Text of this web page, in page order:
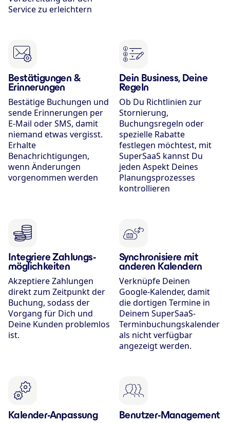
Service zu erleichtern
Bestätigungen &
Erinnerungen
Bestätige Buchungen und
sende Erinnerungen per
E-Mail oder SMS, damit
niemand etwas vergisst.
Erhalte
Benachrichtigungen,
wenn Änderungen
vorgenommen werden
Dein Business, Deine
Regeln
Ob Du Richtlinien zur
Stornierung,
Buchungsregeln oder
spezielle Rabatte
festlegen möchtest, mit
SuperSaaS kannst Du
jeden Aspekt Deines
Planungsprozesses
kontrollieren
Integriere Zahlungs­
möglichkeiten
Akzeptiere Zahlungen
direkt zum Zeitpunkt der
Buchung, sodass der
Vorgang für Dich und
Deine Kunden problemlos
ist.
Synchronisiere mit
anderen Kalendern
Verknüpfe Deinen
Google-Kalender, damit
die dortigen Termine in
Deinem SuperSaaS-
Terminbuchungs­kalender
als nicht verfügbar
angezeigt werden.
Kalender-Anpassung
Benutzer-Management